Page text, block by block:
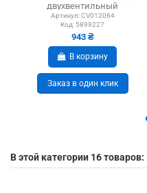
двухвентильный
Артикул: CV012064
Код: 5899227
943 ₴
В корзину
Заказ в один клик
В этой категории 16 товаров: